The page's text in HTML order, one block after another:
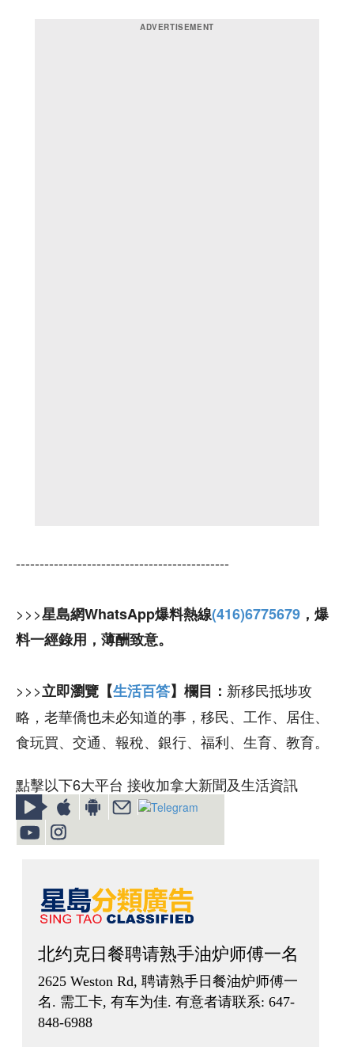
---------------------------------------------
>>>星島網WhatsApp爆料熱線(416)6775679 ，爆
料一經錄用，薄酬致意。
>>>立即瀏覽【生活百答】欄目： 新移民抵埗攻
略，老華僑也未必知道的事，移民、工作、居住、
食玩買、交通、報稅、銀行、福利、生育、教育。
點擊以下6大平台 接收加拿大新聞及生活資訊